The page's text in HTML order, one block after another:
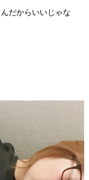
だからいいじゃな